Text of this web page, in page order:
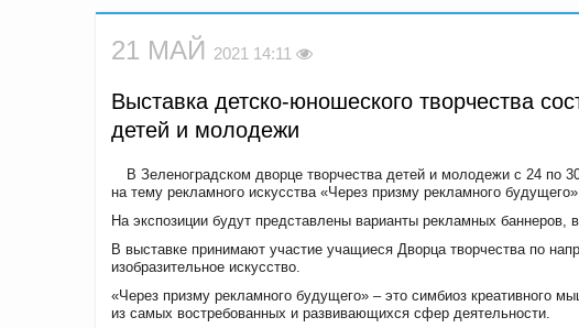
21 МАЙ 2021 14:11
Выставка детско-юношеского творчества
детей и молодежи
В Зеленоградском дворце творчества детей и молодежи с 24 по
на тему рекламного искусства «Через призму рекламного будущего».
На экспозиции будут представлены варианты рекламных
В выставке принимают участие учащиеся Дворца творчества по
изобразительное искусство.
«Через призму рекламного будущего» – это симбиоз креативного
из самых востребованных и развивающихся сфер деятельности.